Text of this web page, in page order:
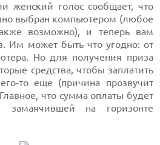
женский голос сообщает, что
выбран компьютером (любое
возможно), и теперь вам
Им может быть что угодно: от
Но для получения приза
средства, чтобы заплатить
то еще (причина прозвучит
что сумма оплаты будет
замаячившей на горизонте